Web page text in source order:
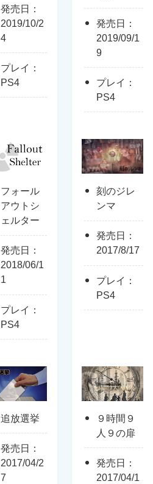
発売日：
2019/10/2
4
プレイ：
PS4
発売日：
2019/09/1
9
プレイ：
PS4
フォール
アウトシ
ェルター
発売日：
2018/06/1
1
プレイ：
PS4
刻のジレ
ンマ
発売日：
2017/8/17
プレイ：
PS4
追放選挙
発売日：
2017/04/2
7
９時間９
人９の扉
発売日：
2017/04/1